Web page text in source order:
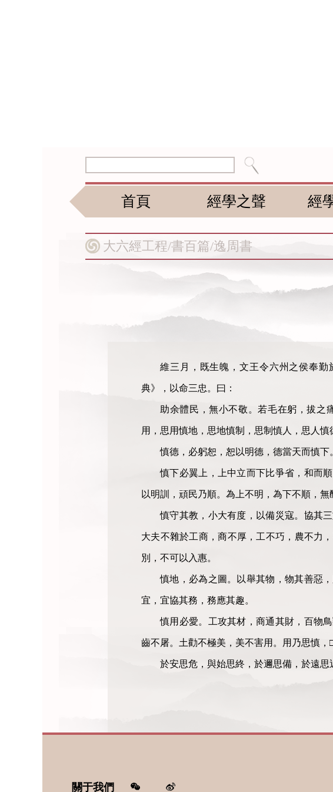
首頁 經學之聲 經
大六經工程/書百篇/逸周書
維三月，既生魄，文王令六州之侯奉
典》，以命三忠。曰：
助余體民，無小不敬。若毛在躬，拔之
用，思用慎地，思地慎制，思制慎人，思人慎
慎德，必躬恕，恕以明德，德當天而慎下
慎下必翼上，上中立而下比爭省，和而
以明訓，頑民乃順。為上不明，為下不順，無
慎守其教，小大有度，以備災寇。協其
大夫不雜於工商，商不厚，工不巧，農不力
別，不可以入惠。
慎地，必為之圖。以舉其物，物其善惡
宜，宜協其務，務應其趣。
慎用必愛。工攻其材，商通其財，百物
齒不屠。土勸不極美，美不害用。用乃思慎
於安思危，與始思終，於邇思備，於遠思
關于我們